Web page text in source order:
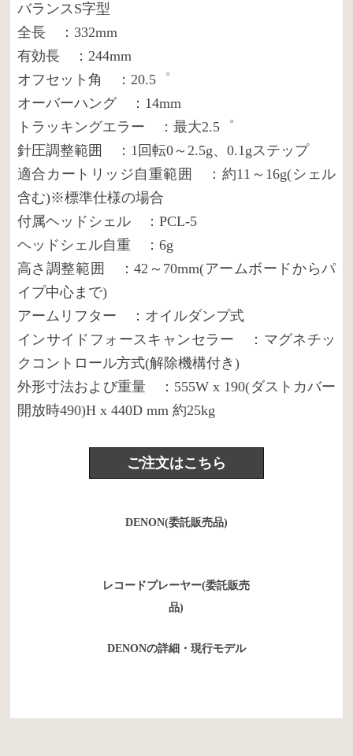
バランスS字型
全長 ：332mm
有効長 ：244mm
オフセット角 ：20.5゜
オーバーハング ：14mm
トラッキングエラー ：最大2.5゜
針圧調整範囲 ：1回転0～2.5g、0.1gステップ
適合カートリッジ自重範囲 ：約11～16g(シェル
含む)※標準仕様の場合
付属ヘッドシェル ：PCL-5
ヘッドシェル自重 ：6g
高さ調整範囲 ：42～70mm(アームボードからパ
イプ中心まで)
アームリフター ：オイルダンプ式
インサイドフォースキャンセラー ：マグネチッ
クコントロール方式(解除機構付き)
外形寸法および重量 ：555W x 190(ダストカバー
開放時490)H x 440D mm 約25kg
ご注文はこちら
DENON(委託販売品)
レコードプレーヤー(委託販売
品)
DENONの詳細・現行モデル